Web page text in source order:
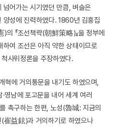
어가는 시기였던 만큼, 벼슬은
양성에 진력하였다. 1860년 김홍집
『조선책략(朝鮮策略)』을 정부에
여 조선은 아직 약한 상태이므로
사위정론을 주장하였다.
에 거의통문을 내기도 하였으며,
영남에 포고문을 내어 세계 여러
촉구하는 한편, 노성(魯城: 지금의
崔益鉉)과 거의하기로 하였으나